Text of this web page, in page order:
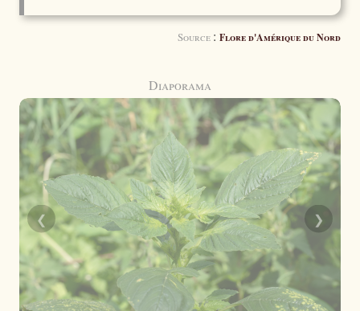
Source : Flore d'Amérique du Nord
Diaporama
❮ ❯